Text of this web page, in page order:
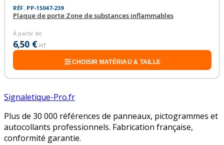
RÉF. PP-15047-239
Plaque de porte Zone de substances inflammables
À partir de
6,50 € HT
CHOISIR MATÉRIAU & TAILLE
Signaletique-Pro.fr
Plus de 30 000 références de panneaux, pictogrammes et
autocollants professionnels. Fabrication française,
conformité garantie.